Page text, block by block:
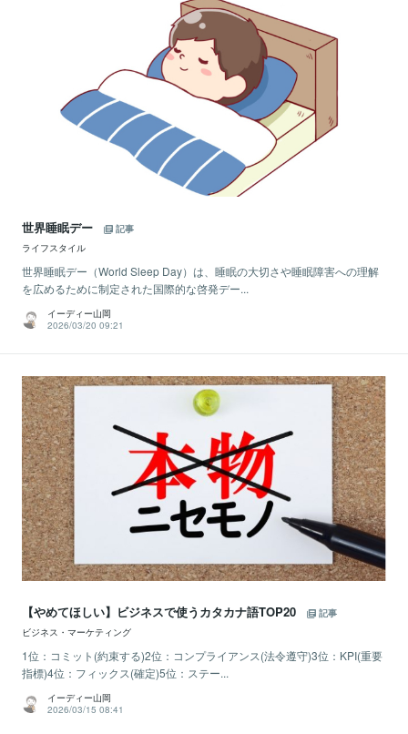
世界睡眠デー
記事
ライフスタイル
世界睡眠デー（World Sleep Day）は、睡眠の大切さや睡眠障害への理解
を広めるために制定された国際的な啓発デー...
イーディー山岡
2026/03/20 09:21
【やめてほしい】ビジネスで使うカタカナ語TOP20
記事
ビジネス・マーケティング
1位：コミット(約束する)2位：コンプライアンス(法令遵守)3位：KPI(重要
指標)4位：フィックス(確定)5位：ステー...
イーディー山岡
2026/03/15 08:41